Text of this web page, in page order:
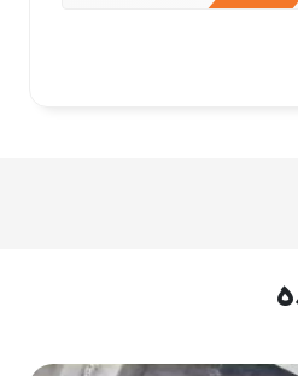
می‌شوند و مانند شبکه‌ای
دارد به سیستم سقف یکپارچگی